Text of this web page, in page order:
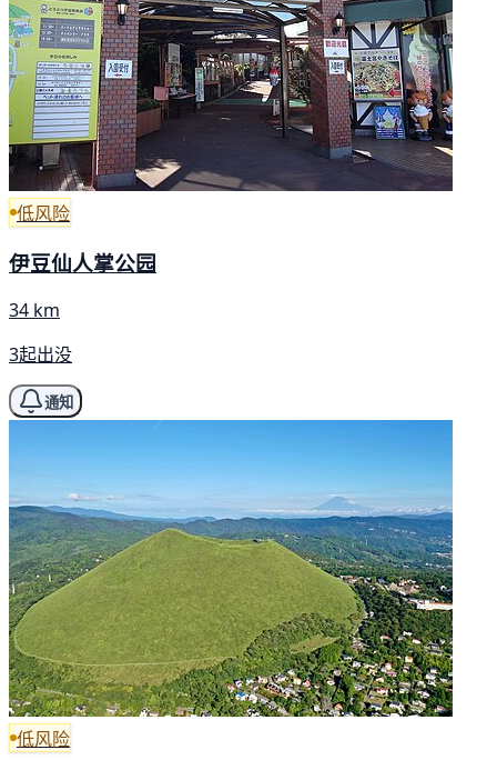
低风险
伊豆仙人掌公园
34 km
3起出没
通知
低风险